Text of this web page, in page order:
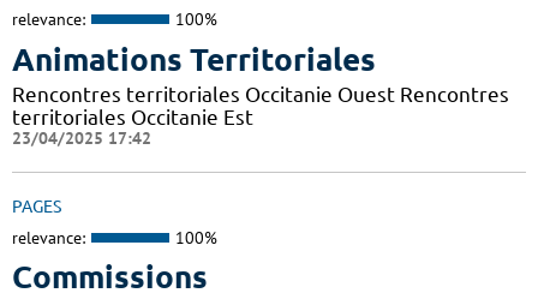
relevance: 100%
Animations Territoriales
Rencontres territoriales Occitanie Ouest Rencontres
territoriales Occitanie Est
23/04/2025 17:42
PAGES
relevance: 100%
Commissions